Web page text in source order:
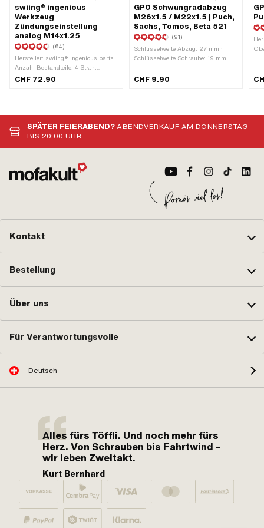
swiing® ingenious
Werkzeug
Zündungseinstellung
analog M14x1.25
(64)
Hersteller: swiing® ingenious parts ·
Anzahl Bestandteile: 4 Stk. ·
Material: Stahl · Gewindeart:
CHF 72.90
GPO Schwungradabzug
M26x1.5 / M22x1.5 | Puch,
Sachs, Tomos, Beta 521
(91)
Schlüsselweite Abzug: 27 mm ·
Schlüsselweite Schraube: 19 mm ·
· Anzahl Bestandteile: 1 Stk. ·
MF26x1.5 (Feingewinde) ·
Gesamtlänge: 55 mm ·
CHF 9.90
SPÄTER FEIERABEND?ABENDVERKAUF AM DONNERSTAG
BIS 20:00 UHR
Kontakt
Bestellung
Über uns
Für Verantwortungsvolle
Deutsch
Alles fürs Töffli. Und noch mehr fürs
Herz. Von Schrauben bis Fahrtwind –
wir leben Zweitakt.
Kurt Bernhard